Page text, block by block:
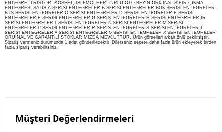
ENTEGRE, TRİSTÖR, MOSFET, İŞLEMCİ HER TÜRLÜ OTO BEYİN ORİJİNAL SIFIR-ÇIKMA
ENTEGRESİ SATIŞ.A SERİSİ ENTEGRELER-B SERİSİ ENTEGRELER-BUK SERİSİ ENTEGRELER-
BTS SERİSİ ENTEGRELER-C SERİSİ ENTEGRELER-D SERİSİ ENTEGRELER-E SERİSİ
ENTEGRELER-F SERİSİ ENTEGRELER-G SERİSİ ENTEGRELER-H SERİSİ ENTEGRELER-IR
SERİSİ ENTEGRELER-L SERİSİ ENTEGRELER-N SERİSİ ENTEGRELER-M SERİSİ
ENTEGRELER-P SERİSİ ENTEGRELER-R SERİSİ ENTEGRELER-S SERİSİ ENTEGRELER-T
SERİSİ ENTEGRELER-V SERİSİ ENTEGRELER-Q SERİSİ ENTEGRELER-X SERİSİ ENTEGRELER
ORiJİNAL VE GARANTİLİ STOKLARIMIZDA MEVCUTTUR. Ürün görselleri arkalı önlü çekilmiştir.
Sipariş vermeniz durumunda 1 adet gönderilecektir. Dilerseniz sepete daha fazla ürün ekleyerek birden
fazla sipariş verebilirsiniz.
Müşteri Değerlendirmeleri